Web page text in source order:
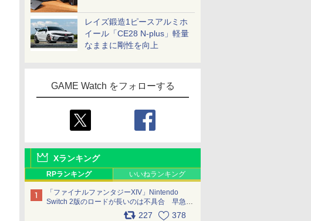
レイズ鍛造1ピースアルミホ
イール「CE28 N-plus」軽量
なままに剛性を向上
GAME Watch をフォローする
Xランキング
RPランキング いいねランキング
「ファイナルファンタジーXIV」Nintendo
Switch 2版のロードが長いのは不具合 早急に
アップデートできるよう対応中227 378